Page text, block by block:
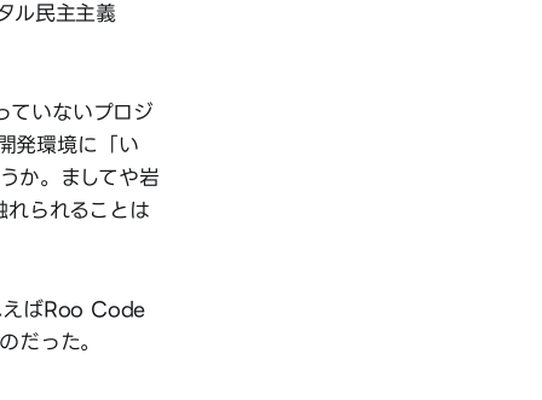
ル民主主義
いないプロジ
発環境に「い
か。ましてや岩
られることは
えばRoo Code
だった。